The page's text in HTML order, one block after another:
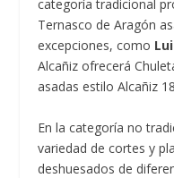
categoría tradicional
Ternasco de Aragón
excepciones, como
Alcañiz ofrecerá
asadas estilo Alcañiz
En la categoría no
variedad de cortes y
deshuesados de